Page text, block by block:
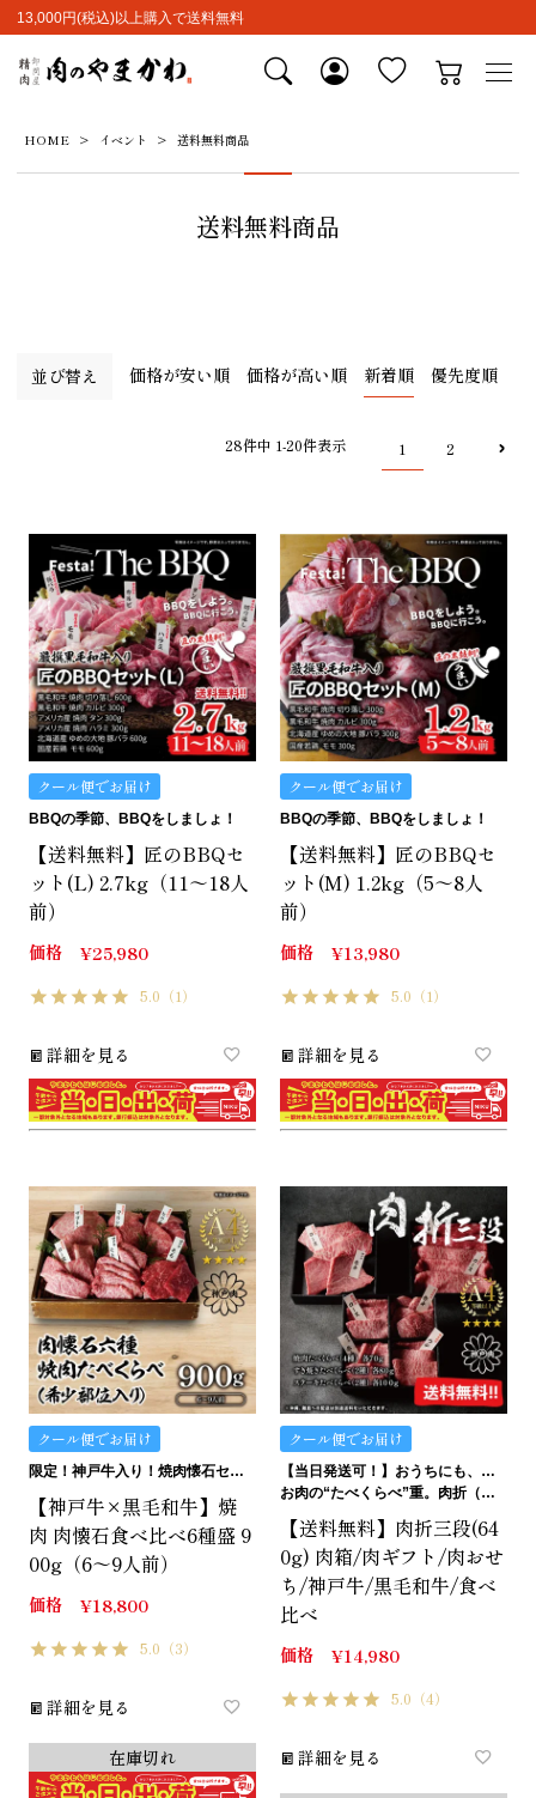
13,000円(税込)以上購入で送料無料
HOME イベント 送料無料商品
送料無料商品
並び替え 価格が安い順 価格が高い順 新着順 優先度順
28件中 1-20件表示 1 2
クール便でお届け
BBQの季節、BBQをしましょ！
【送料無料】匠のBBQセ
ット(L) 2.7kg（11～18人
前）
価格 ¥25,980
5.0 （1）
詳細を見る
クール便でお届け
BBQの季節、BBQをしましょ！
【送料無料】匠のBBQセ
ット(M) 1.2kg（5～8人
前）
価格 ¥13,980
5.0 （1）
詳細を見る
クール便でお届け
限定！神戸牛入り！焼肉懐石セット
【神戸牛×黒毛和牛】焼
肉 肉懐石食べ比べ6種盛 9
00g（6～9人前）
価格 ¥18,800
5.0 （3）
詳細を見る
在庫切れ
クール便でお届け
【当日発送可！】おうちにも、ギフトにも。ご褒美にも…イケます！
お肉の“たべくらべ”重。肉折（にくおり）
【送料無料】肉折三段(64
0g) 肉箱/肉ギフト/肉おせ
ち/神戸牛/黒毛和牛/食べ
比べ
価格 ¥14,980
5.0 （4）
詳細を見る